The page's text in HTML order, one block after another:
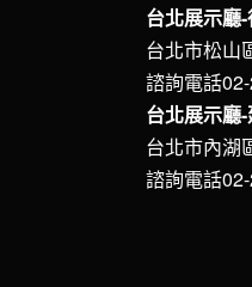
台北展示廳
台北市松山
諮詢電話
台北展示廳
台北市內湖
諮詢電話